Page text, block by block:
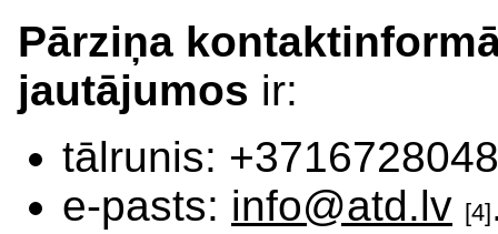
Pārziņa
jautājumos ir:
tālrunis:
e-pasts: info@atd.lv [4]